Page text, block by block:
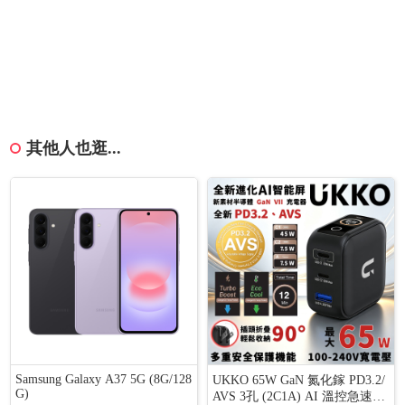
其他人也逛...
Samsung Galaxy A37 5G (8G/128
G)
UKKO 65W GaN 氮化鎵 PD3.2/
AVS 3孔 (2C1A) AI 溫控急速充